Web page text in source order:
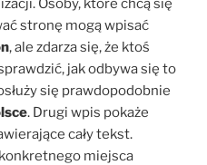
Osoby, które chcą się
stronę mogą wpisać
, ale zdarza się, że ktoś
jak odbywa się to
się prawdopodobnie
. Drugi wpis pokaże
cały tekst.
miejsca